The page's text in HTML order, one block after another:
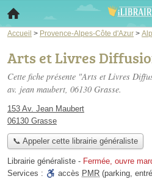
Accueil > Provence-Alpes-Côte d'Azur >
Arts et Livres
Cette fiche présente "Arts et Livres
av. jean maubert, 06130 Grasse.
153 Av. Jean Maubert
06130 Grasse
📞 Appeler cette librairie généraliste
Librairie généraliste - Fermée, ouvre
Services :
accès PMR (parking,